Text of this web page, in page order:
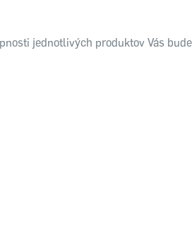
jednotlivých produktov Vás